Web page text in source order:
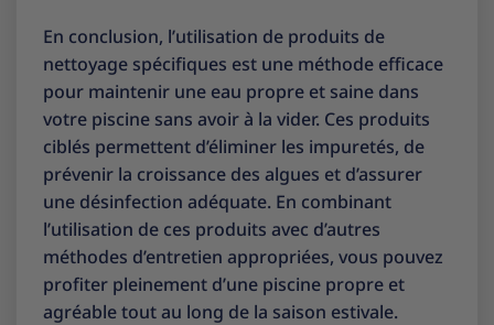
En conclusion, l’utilisation de produits de
nettoyage spécifiques est une méthode efficace
pour maintenir une eau propre et saine dans
votre piscine sans avoir à la vider. Ces produits
ciblés permettent d’éliminer les impuretés, de
prévenir la croissance des algues et d’assurer
une désinfection adéquate. En combinant
l’utilisation de ces produits avec d’autres
méthodes d’entretien appropriées, vous pouvez
profiter pleinement d’une piscine propre et
agréable tout au long de la saison estivale.